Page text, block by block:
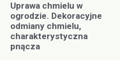
Uprawa chmielu w
ogrodzie. Dekoracyjne
odmiany chmielu,
charakterystyczna
pnącza